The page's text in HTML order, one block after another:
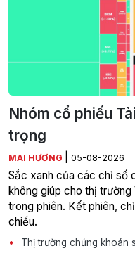
Nhóm cổ phiếu
trọng
MAI HƯƠNG 05-08-2026
Sắc xanh của các chỉ số
không giúp cho thị
trong phiên. Kết phiên,
chiếu.
Thị trường chứng khoán